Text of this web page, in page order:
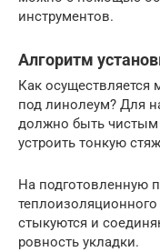
инструментов.
Алгоритм
Как осуществляется
под линолеум? Для
должно быть
устроить тонкую
На подготовленную
стыкуются и
ровность укладки.